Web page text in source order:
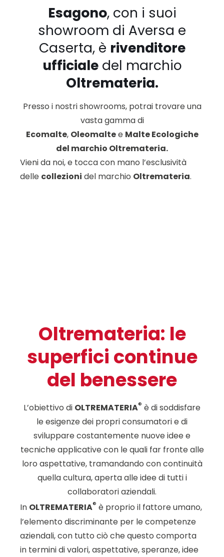
Esagono, con i suoi
showroom di Aversa e
Caserta, è rivenditore
ufficialedel marchio
Oltremateria.
Presso i nostri showrooms, potrai trovare una
vasta gamma di
Ecomalte, Oleomaltee Malte Ecologiche
del marchio Oltremateria.
Vieni da noi, e tocca con mano l’esclusività
delle collezioni del marchio Oltremateria.
Oltremateria: le
superfici continue
del benessere
L’obiettivo di OLTREMATERIA® è di soddisfare
le esigenze dei propri consumatori e di
sviluppare costantemente nuove idee e
tecniche applicative con le quali far fronte alle
loro aspettative, tramandando con continuità
quella cultura, aperta alle idee di tutti i
collaboratori aziendali.
In OLTREMATERIA® è proprio il fattore umano,
l’elemento discriminante per le competenze
aziendali, con tutto ciò che questo comporta
in termini di valori, aspettative, speranze, idee